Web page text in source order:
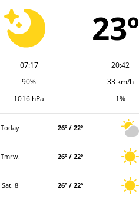
23º
07:17
20:42
90%
33 km/h
1016 hPa
1%
Today 26º / 22º
Tmrw. 26º / 22º
Sat. 8 26º / 22º